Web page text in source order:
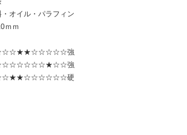
イル・パラフィン
ｍ
強
強
硬